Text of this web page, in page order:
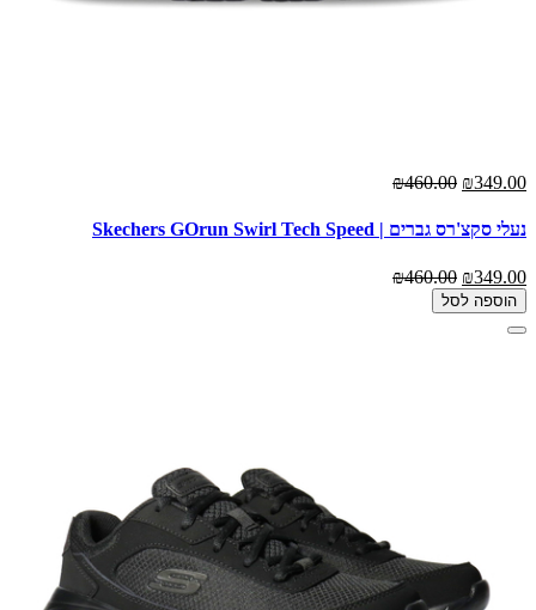
₪349.00
₪460.00
נעלי סקצ'רס גברים | Skechers GOrun Swirl Tech Speed
₪349.00
₪460.00
הוספה לסל